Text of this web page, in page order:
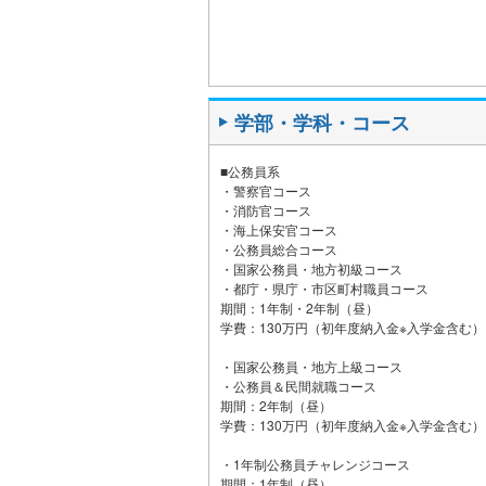
学部・学科・コース
■公務員系
・警察官コース
・消防官コース
・海上保安官コース
・公務員総合コース
・国家公務員・地方初級コース
・都庁・県庁・市区町村職員コース
期間：1年制・2年制（昼）
学費：130万円（初年度納入金※入学金含む）
・国家公務員・地方上級コース
・公務員＆民間就職コース
期間：2年制（昼）
学費：130万円（初年度納入金※入学金含む）
・1年制公務員チャレンジコース